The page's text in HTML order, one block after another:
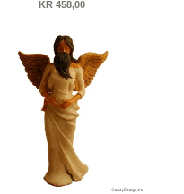
KR 458,00